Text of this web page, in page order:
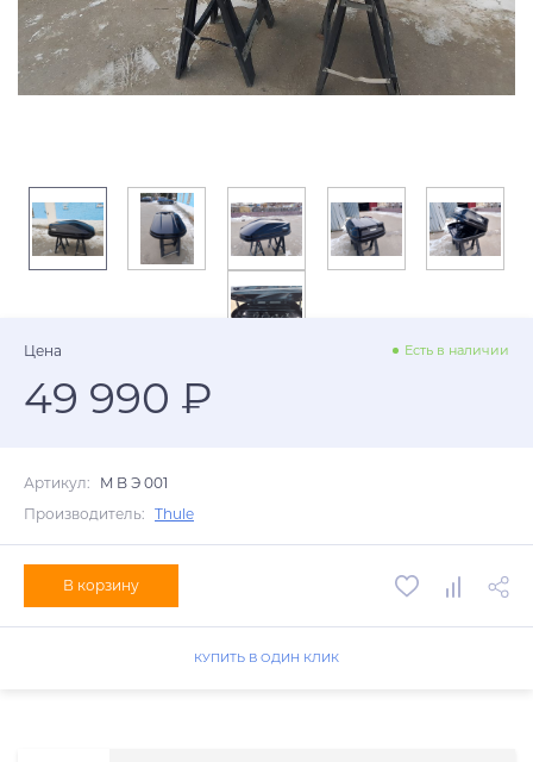
Цена Есть в наличии
49 990 ₽
Артикул:
M B Э 001
Производитель: Thule
В корзину
КУПИТЬ В ОДИН КЛИК